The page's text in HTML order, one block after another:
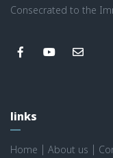
Consecrated to the
links
Home About us